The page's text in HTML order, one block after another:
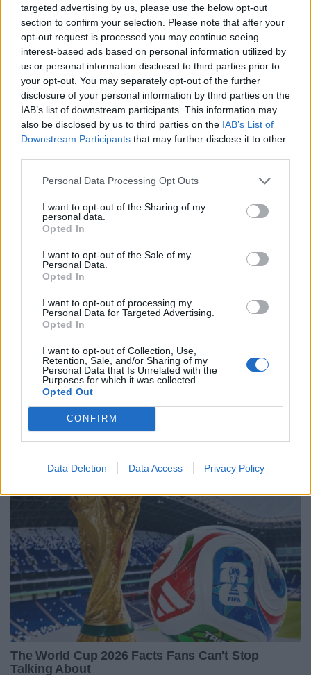
targeted advertising by us, please use the below opt-out
section to confirm your selection. Please note that after your
opt-out request is processed you may continue seeing
interest-based ads based on personal information utilized by
us or personal information disclosed to third parties prior to
your opt-out. You may separately opt-out of the further
disclosure of your personal information by third parties on the
IAB’s list of downstream participants. This information may
also be disclosed by us to third parties on the IAB’s List of
Downstream Participants that may further disclose it to other
Personal Data Processing Opt Outs
I want to opt-out of the Sharing of my
personal data.
Opted In
I want to opt-out of the Sale of my
Personal Data.
Opted In
I want to opt-out of processing my
Personal Data for Targeted Advertising.
Opted In
I want to opt-out of Collection, Use,
Retention, Sale, and/or Sharing of my
Personal Data that Is Unrelated with the
Purposes for which it was collected.
Opted Out
CONFIRM
Data Deletion Data Access Privacy Policy
AA1 Manuel Bottino (Roma), AA2 Jaco Erasmus
(Treviso)
Quarto Uomo: Roberto Lazzarini (Rovigo)